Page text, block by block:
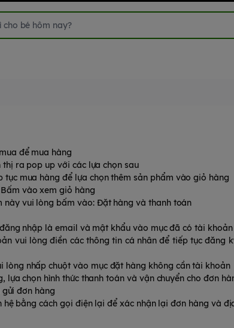
để mua hàng
ra pop up với các lựa chọn sau
mua hàng để lựa chọn thêm sản phẩm vào giỏ hàng
vào xem giỏ hàng
này vui lòng bấm vào: Đặt hàng và thanh toán
nhập là email và mật khẩu vào mục đã có tài
vui lòng điền các thông tin cá nhân để tiếp tục đăng
lòng nhấp chuột vào mục đặt hàng không cần tài khoản
chọn hình thức thanh toán và vận chuyển cho đơn
đơn hàng
bằng cách gọi điện lại để xác nhận lại đơn hàng và